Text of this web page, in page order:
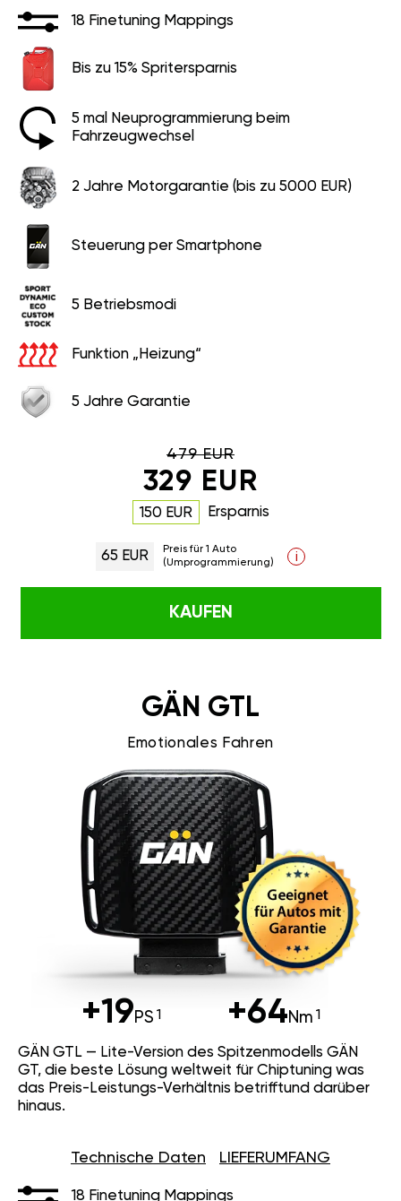
18 Finetuning Mappings
Bis zu 15% Spritersparnis
5 mal Neuprogrammierung beim
Fahrzeugwechsel
2 Jahre Motorgarantie (bis zu 5000 EUR)
Steuerung per Smartphone
5 Betriebsmodi
Funktion „Heizung“
5 Jahre Garantie
479 EUR
329 EUR
150 EUR Ersparnis
65 EUR
Preis für 1 Auto
(Umprogrammierung)
i
KAUFEN
GÄN GTL
Emotionales Fahren
+19PS +64Nm
GÄN GTL — Lite-Version des Spitzenmodells GÄN
GT, die beste Lösung weltweit für Chiptuning was
das Preis-Leistungs-Verhältnis betrifftund darüber
hinaus.
Technische Daten LIEFERUMFANG
18 Finetuning Mappings